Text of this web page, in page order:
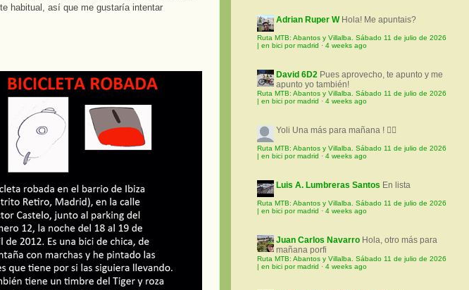
habitual, así que me gustaría intentar
Adrian Ruper W Hola! Me apuntais?
Ruta MTB: Abantos y Villalba. Sábado 11 de julio de 2026
| en bici por madrid · 4 weeks ago
David 6D2 Pues aprovecho, te apunto y me
apunto yo también!
Ruta MTB: Abantos y Villalba. Sábado 11 de julio de 2026
| en bici por madrid · 4 weeks ago
Yoli Una más para mañana ! 🚵‍♀️
Ruta MTB: Abantos y Villalba. Sábado 11 de julio de 2026
| en bici por madrid · 4 weeks ago
Luis A. Lumbreras Santos En lista
Ruta MTB: Abantos y Villalba. Sábado 11 de julio de 2026
| en bici por madrid · 4 weeks ago
Juan Carlos Navarro Hola, otro más para
mañana porfi
Ruta MTB: Abantos y Villalba. Sábado 11 de julio de 2026
| en bici por madrid · 4 weeks ago